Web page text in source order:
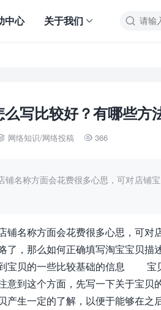

中心 关于我们
写比较好？有哪些方
网络知识/网络投稿  366
名称方面会花费很多心思，可对店铺
名称方面会花费很多心思，可对
，那么如何正确填写淘宝宝贝描
宝贝的一些比较基础的信息 宝
到这个方面，先写一下关于宝贝
生一定的了解，以便于能够在之